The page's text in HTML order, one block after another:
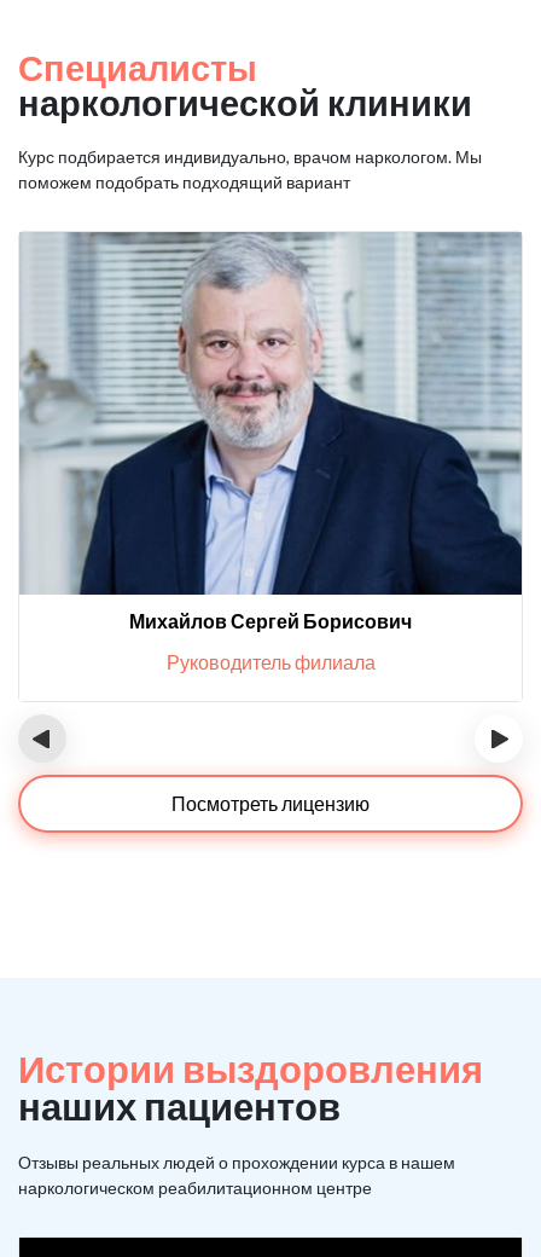
Специалисты
наркологической клиники
Курс подбирается индивидуально, врачом наркологом. Мы
поможем подобрать подходящий вариант
Михайлов Сергей Борисович
Руководитель филиала
‹ ›
Посмотреть лицензию
Истории выздоровления
наших пациентов
Отзывы реальных людей о прохождении курса в нашем
наркологическом реабилитационном центре